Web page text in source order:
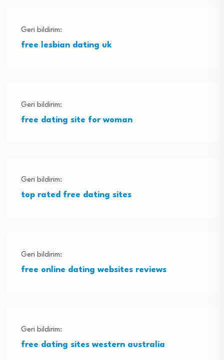
Geri bildirim:
free lesbian dating uk
Geri bildirim:
free dating site for woman
Geri bildirim:
top rated free dating sites
Geri bildirim:
free online dating websites reviews
Geri bildirim:
free dating sites western australia